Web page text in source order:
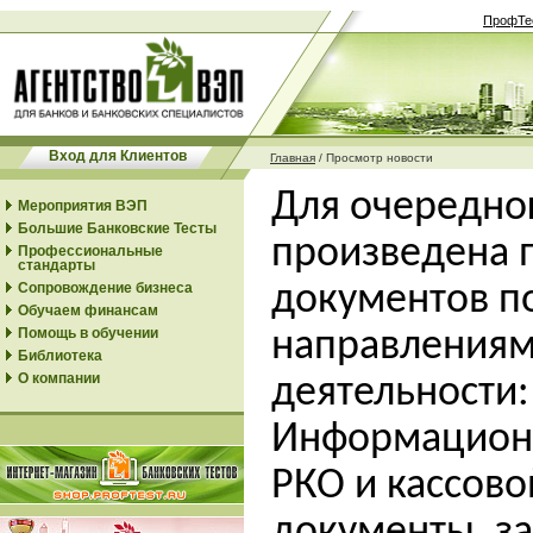
Вход для Клиентов Главная / Просмотр новости
Мероприятия ВЭП
Большие Банковские Тесты
Профессиональные
стандарты
Сопровождение бизнеса
Обучаем финансам
Помощь в обучении
Библиотека
О компании
Для
произведена
документов
РКО и